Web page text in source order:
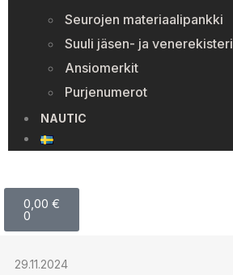
Seurojen materiaalipankki
Suuli jäsen- ja venerekisteri
Ansiomerkit
Purjenumerot
NAUTIC
0,00 €
0
29.11.2024